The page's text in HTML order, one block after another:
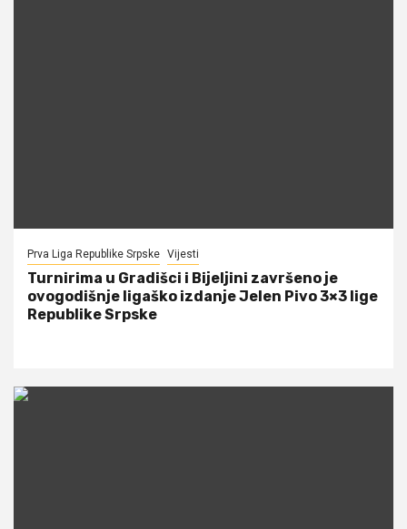
Prva Liga Republike Srpske Vijesti
Turnirima u Gradišci i Bijeljini završeno je
ovogodišnje ligaško izdanje Jelen Pivo 3×3 lige
Republike Srpske